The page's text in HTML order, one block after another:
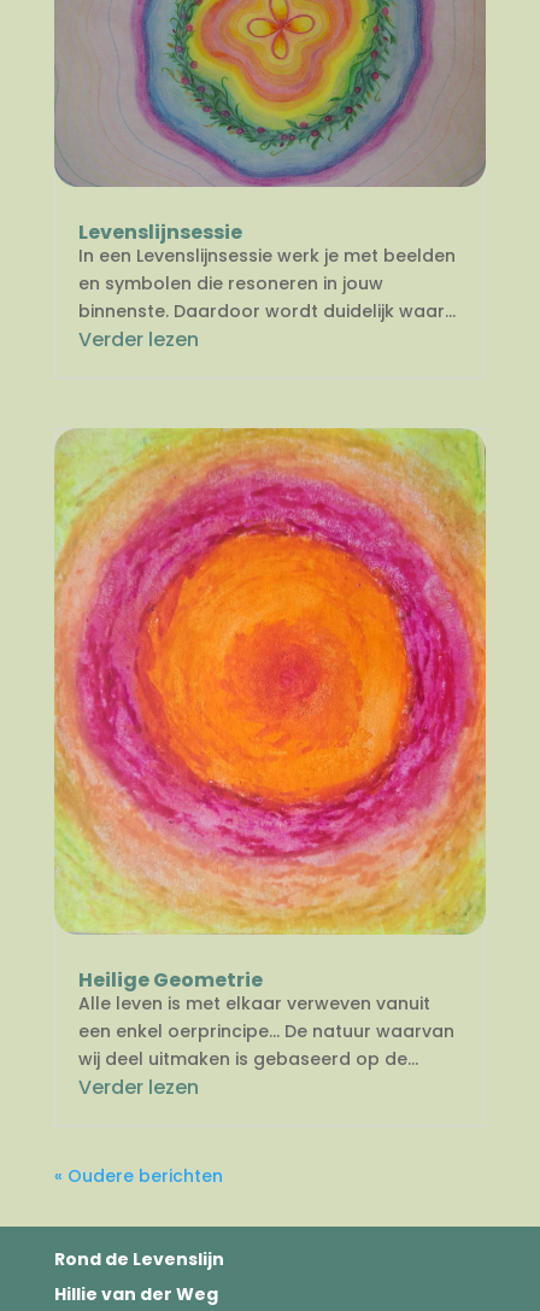
Levenslijnsessie
In een Levenslijnsessie werk je met beelden
en symbolen die resoneren in jouw
binnenste. Daardoor wordt duidelijk waar...
Verder lezen
Heilige Geometrie
Alle leven is met elkaar verweven vanuit
een enkel oerprincipe… De natuur waarvan
wij deel uitmaken is gebaseerd op de...
Verder lezen
« Oudere berichten
Rond de Levenslijn
Hillie van der Weg